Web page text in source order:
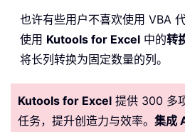
也许有些用户不喜欢使用 VBA
使用 Kutools for Excel 中的转
将长列转换为固定数量的列。
Kutools for Excel 提供 300 多
任务，提升创造力与效率。 集成